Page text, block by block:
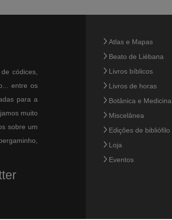
códices,
entre os
para a
muito
sobre um
Atlas e Mapas
Beato de Liébana
Livros bíblicos
Livros de horas
Botânica e Medicina
Miscelânea
Ediçôes de bibliófilo
Loja
Eventos